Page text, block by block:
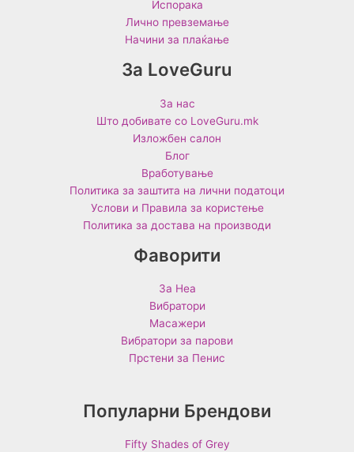
Испорака
Лично превземање
Начини за плаќање
За LoveGuru
За нас
Што добивате со LoveGuru.mk
Изложбен салон
Блог
Вработување
Политика за заштита на лични податоци
Услови и Правила за користење
Политика за достава на производи
Фаворити
За Неа
Вибратори
Масажери
Вибратори за парови
Прстени за Пенис
Популарни Брендови
Fifty Shades of Grey